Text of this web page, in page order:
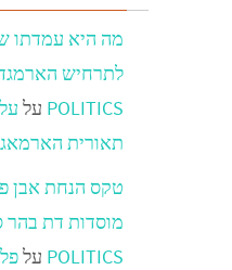
מה היא עמדתו
POLITICS על
תאורית
טקס הנחת אבן
POLITICS על